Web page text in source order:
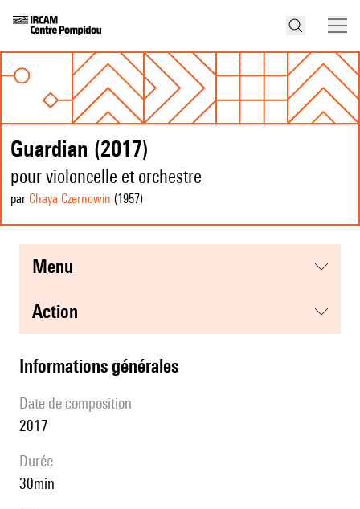
Guardian (2017)
pour violoncelle et orchestre
par Chaya Czernowin (1957)
menu
action
informations générales
date de composition
2017
durée
30min